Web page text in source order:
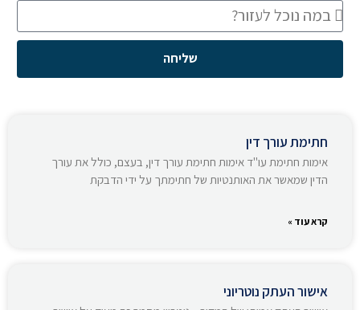
שליחה
חתימת עורך דין
אימות חתימת עו"ד אימות חתימת עורך דין, בעצם, כולל את עורך
הדין שמאשר את האותנטיות של חתימתך על ידי הדבקת
קרא עוד »
אישור העתק נוטריוני